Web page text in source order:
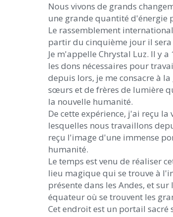
Nous vivons de grands
une grande quantité d'énergie
Le rassemblement
partir du cinquième jour il
Je m'appelle Chrystal Luz. Il y
les dons nécessaires pour
depuis lors, je me consacre à
sœurs et de frères de lumière
la nouvelle humanité.
De cette expérience, j'ai reçu
lesquelles nous travaillons
reçu l'image d'une immense
humanité.
Le temps est venu de réaliser
lieu magique qui se trouve à
présente dans les Andes, et
équateur où se trouvent les
Cet endroit est un portail